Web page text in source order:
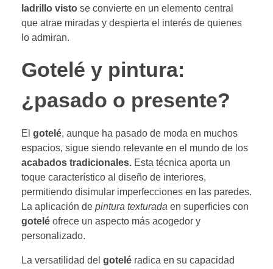
ladrillo visto se convierte en un elemento central
que atrae miradas y despierta el interés de quienes
lo admiran.
Gotelé y pintura:
¿pasado o presente?
El gotelé, aunque ha pasado de moda en muchos
espacios, sigue siendo relevante en el mundo de los
acabados tradicionales. Esta técnica aporta un
toque característico al diseño de interiores,
permitiendo disimular imperfecciones en las paredes.
La aplicación de pintura texturada en superficies con
gotelé ofrece un aspecto más acogedor y
personalizado.
La versatilidad del gotelé radica en su capacidad